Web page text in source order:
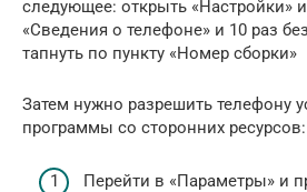
следующее: открыть «Настройки»
«Сведения о телефоне» и 10 раз
тапнуть по пункту «Номер сборки»
Затем нужно разрешить телефону
программы со сторонних ресурсов:
Перейти в «Параметры» и